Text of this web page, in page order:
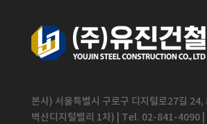
본사) 서울특별시 구로구 디지털로27길
벽산디지털밸리 1차) | Tel. 02-841-4090